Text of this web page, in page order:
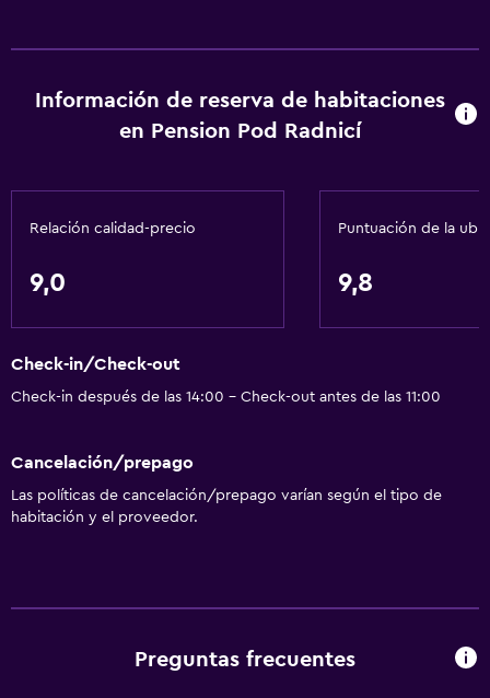
Información de reserva de habitaciones
en Pension Pod Radnicí
Relación calidad-precio
9,0
Puntuación de la
9,8
Check-in/Check-out
Check-in después de las 14:00 - Check-out antes de las 11:00
Cancelación/prepago
Las políticas de cancelación/prepago varían según el tipo de
habitación y el proveedor.
Preguntas frecuentes